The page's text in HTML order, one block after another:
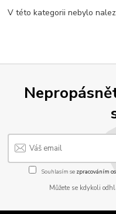
V této kategorii nebylo
Souhlasím se zpracováním
Můžete se kdykoli